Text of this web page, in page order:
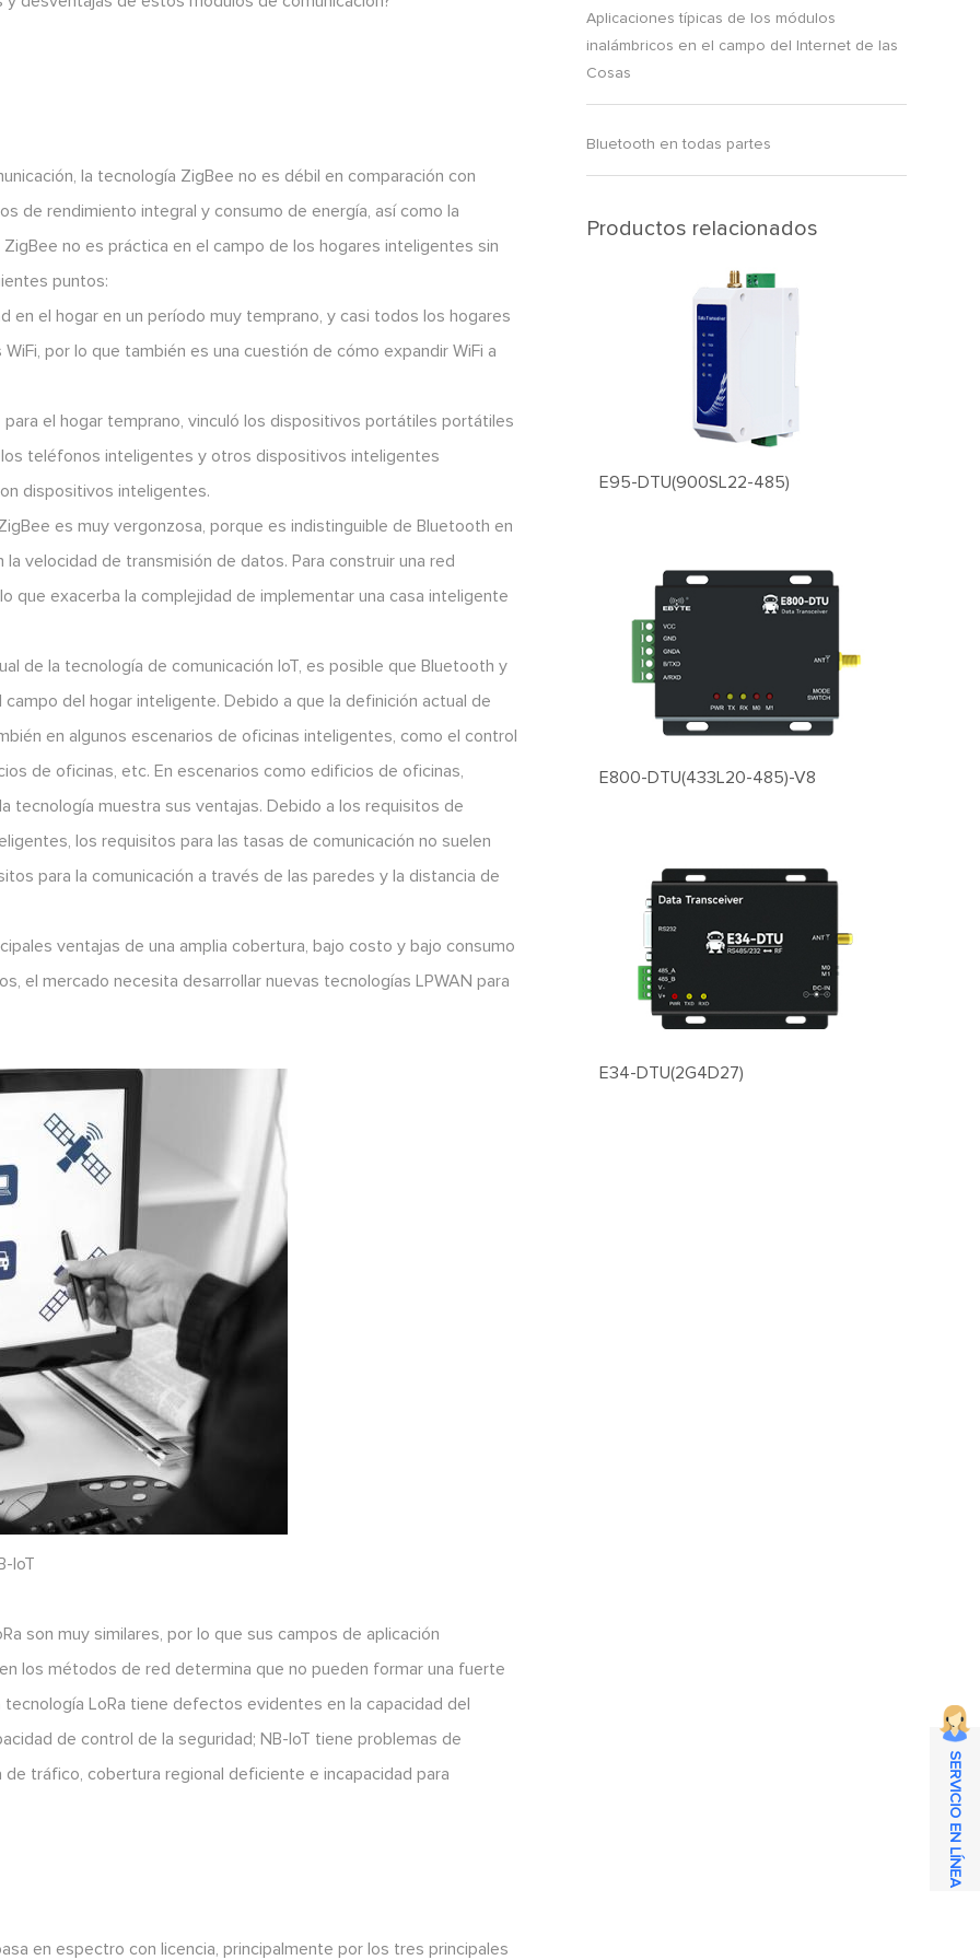
la tecnología ZigBee no es débil en comparación con
de rendimiento integral y consumo de energía, así como la
no es práctica en el campo de los hogares inteligentes sin
puntos:
en el hogar en un período muy temprano, y casi todos los hogares
por lo que también es una cuestión de cómo expandir WiFi a
el hogar temprano, vinculó los dispositivos portátiles portátiles
teléfonos inteligentes y otros dispositivos inteligentes
dispositivos inteligentes.
es muy vergonzosa, porque es indistinguible de Bluetooth en
velocidad de transmisión de datos. Para construir una red
que exacerba la complejidad de implementar una casa inteligente
de la tecnología de comunicación IoT, es posible que Bluetooth y
del hogar inteligente. Debido a que la definición actual de
en algunos escenarios de oficinas inteligentes, como el control
de oficinas, etc. En escenarios como edificios de oficinas,
tecnología muestra sus ventajas. Debido a los requisitos de
los requisitos para las tasas de comunicación no suelen
para la comunicación a través de las paredes y la distancia de
ventajas de una amplia cobertura, bajo costo y bajo consumo
el mercado necesita desarrollar nuevas tecnologías LPWAN para
IoT
son muy similares, por lo que sus campos de aplicación
los métodos de red determina que no pueden formar una fuerte
LoRa tiene defectos evidentes en la capacidad del
de control de la seguridad; NB-loT tiene problemas de
tráfico, cobertura regional deficiente e incapacidad para
en espectro con licencia, principalmente por los tres principales
Aplicaciones típicas de los módulos
inalámbricos en el campo del Internet de las
Cosas
Bluetooth en todas partes
Productos relacionados
E95-DTU(900SL22-485)
E800-DTU(433L20-485)-V8
E34-DTU(2G4D27)
SERVICIO EN LÍNEA